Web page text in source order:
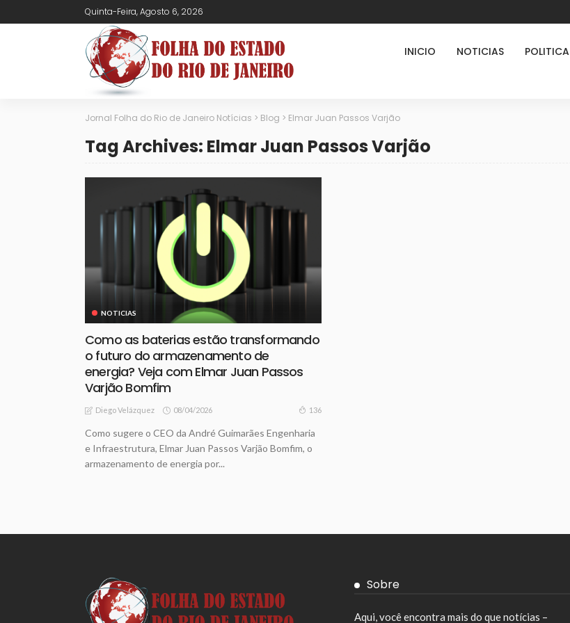
Quinta-Feira, Agosto 6, 2026
INICIO NOTICIAS POLITICA
Jornal Folha do Rio de Janeiro Notícias > Blog > Elmar Juan Passos Varjão
Tag Archives: Elmar Juan Passos Varjão
NOTICIAS
Como as baterias estão transformando
o futuro do armazenamento de
energia? Veja com Elmar Juan Passos
Varjão Bomfim
Diego Velázquez 08/04/2026 136
Como sugere o CEO da André Guimarães Engenharia
e Infraestrutura, Elmar Juan Passos Varjão Bomfim, o
armazenamento de energia por...
Sobre
Aqui, você encontra mais do que notícias –